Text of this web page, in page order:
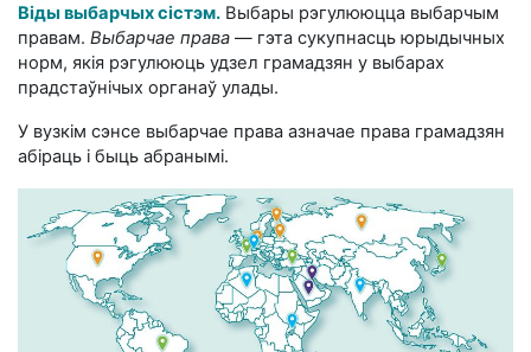
Віды выбарчых сістэм. Выбары рэгулююцца выбарчым
правам. Выбарчае права — гэта сукупнасць юрыдычных
норм, якія рэгулююць удзел грамадзян у выбарах
прадстаўнічых органаў улады.
У вузкім сэнсе выбарчае права азначае права грамадзян
абіраць і быць абранымі.